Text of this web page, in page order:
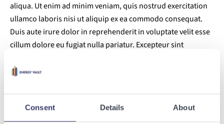
Consent Details About
aliqua. Ut enim ad minim veniam, quis nostrud exercitation
ullamco laboris nisi ut aliquip ex ea commodo consequat.
Duis aute irure dolor in reprehenderit in voluptate velit esse
cillum dolore eu fugiat nulla pariatur. Excepteur sint
deserunt mollit anim id est laborum.
Enabling a sustainable world